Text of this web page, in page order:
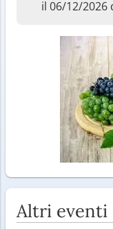
il 06/12/2026
Altri eventi